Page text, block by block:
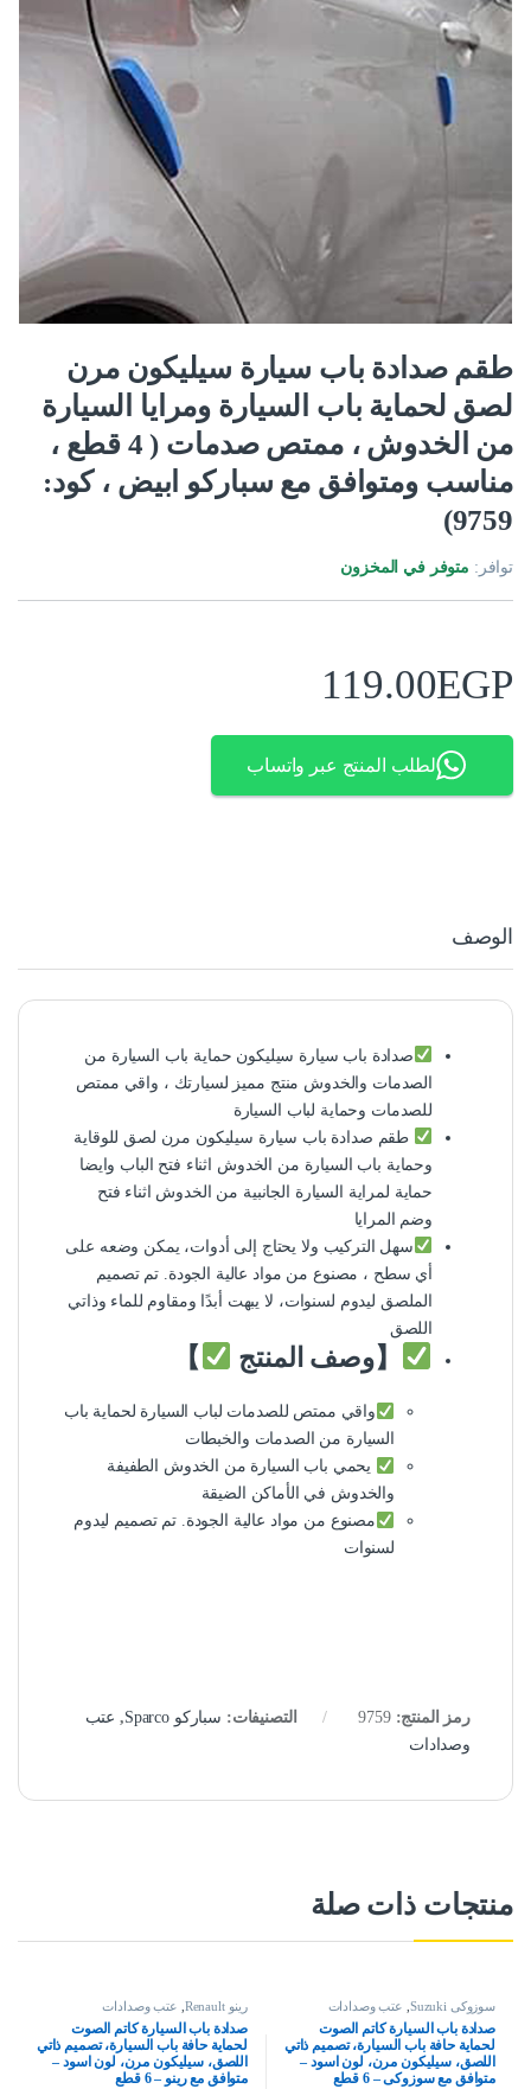
طقم صدادة باب سيارة سيليكون مرن
لصق لحماية باب السيارة ومرايا السيارة
من الخدوش ، ممتص صدمات ( 4 قطع ،
مناسب ومتوافق مع سباركو ابيض ، كود:
9759)
توافر: متوفر في المخزون
119.00EGP
لطلب المنتج عبر واتساب
الوصف
صدادة باب سيارة سيليكون حماية باب السيارة من
الصدمات والخدوش منتج مميز لسيارتك ، واقي ممتص
للصدمات وحماية لباب السيارة
طقم صدادة باب سيارة سيليكون مرن لصق للوقاية
وحماية باب السيارة من الخدوش اثناء فتح الباب وايضا
حماية لمراية السيارة الجانبية من الخدوش اثناء فتح
وضم المرايا
سهل التركيب ولا يحتاج إلى أدوات، يمكن وضعه على
أي سطح ، مصنوع من مواد عالية الجودة. تم تصميم
الملصق ليدوم لسنوات، لا يبهت أبدًا ومقاوم للماء وذاتي
اللصق
【وصف المنتج 】
واقي ممتص للصدمات لباب السيارة لحماية باب
السيارة من الصدمات والخبطات
يحمي باب السيارة من الخدوش الطفيفة
والخدوش في الأماكن الضيقة
مصنوع من مواد عالية الجودة. تم تصميم ليدوم
لسنوات
رمز المنتج:9759 التصنيفات: سباركو Sparco , عتب
وصدادات
منتجات ذات صلة
سوزوكى Suzuki عتب وصدادات
صدادة باب السيارة كاتم الصوت
لحماية حافة باب السيارة، تصميم ذاتي
اللصق، سيليكون مرن، لون اسود –
متوافق مع سوزوكى – 6 قطع
رينو Renault عتب وصدادات
صدادة باب السيارة كاتم الصوت
لحماية حافة باب السيارة، تصميم ذاتي
اللصق، سيليكون مرن، لون اسود –
متوافق مع رينو – 6 قطع